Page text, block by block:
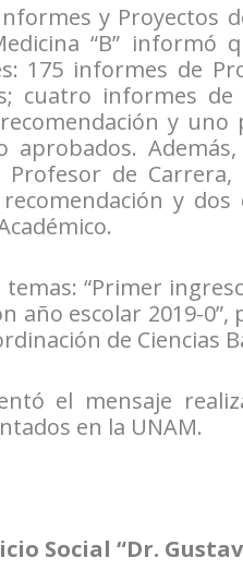
y Proyectos
“B” informó
175 informes de
cuatro informes de
y uno
aprobados.
Profesor de
y
“Primer
año escolar 2019-
de Ciencias
el mensaje
en la UNAM.
Social “Dr.